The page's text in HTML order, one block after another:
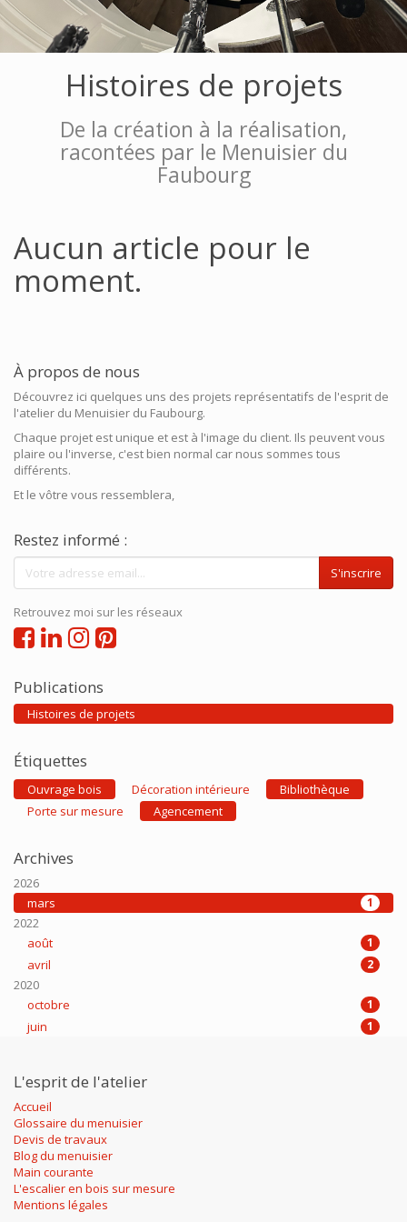
Histoires de projets
De la création à la réalisation,
racontées par le Menuisier du
Faubourg
Aucun article pour le
moment.
À propos de nous
Découvrez ici quelques uns des projets représentatifs de l'esprit de
l'atelier du Menuisier du Faubourg.
Chaque projet est unique et est à l'image du client. Ils peuvent vous
plaire ou l'inverse, c'est bien normal car nous sommes tous
différents.
Et le vôtre vous ressemblera,
Restez informé :
S'inscrire
Retrouvez moi sur les réseaux
Publications
Histoires de projets
Étiquettes
Ouvrage bois Décoration intérieure
Bibliothèque
Porte sur mesure
Agencement
Archives
2026
mars
1
2022
août
1
avril 2
2020
octobre
1
juin 1
L'esprit de l'atelier
Accueil
Glossaire du menuisier
Devis de travaux
Blog du menuisier
Main courante
L'escalier en bois sur mesure
Mentions légales